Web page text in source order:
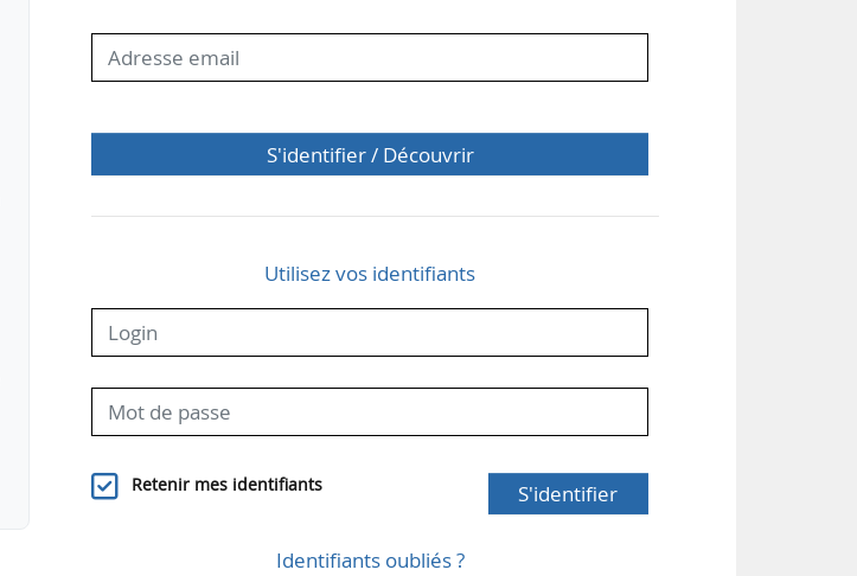
S'identifier / Découvrir
Utilisez vos identifiants
Retenir mes identifiants S'identifier
Identifiants oubliés ?